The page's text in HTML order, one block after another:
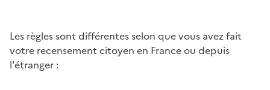
Les règles sont différentes selon que vous avez fait
votre recensement citoyen en France ou depuis
l'étranger :